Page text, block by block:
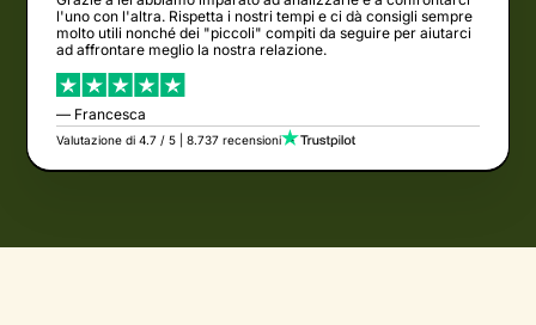
l'uno con l'altra. Rispetta i nostri tempi e ci dà consigli sempre
molto utili nonché dei "piccoli" compiti da seguire per aiutarci
ad affrontare meglio la nostra relazione.
— Francesca
Valutazione di 4.7 / 5 | 8.737 recensioni